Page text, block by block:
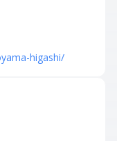
higashi/